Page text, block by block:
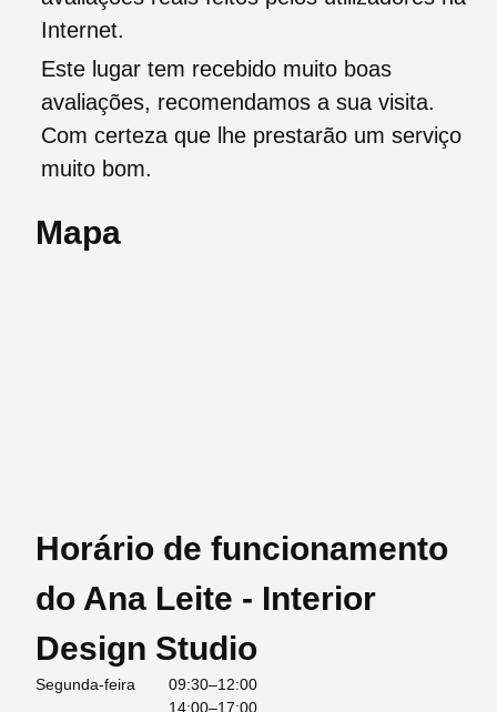
Internet.
Este lugar tem recebido muito boas
avaliações, recomendamos a sua visita.
Com certeza que lhe prestarão um serviço
muito bom.
Mapa
Horário de funcionamento
do Ana Leite - Interior
Design Studio
Segunda-feira
09:30–12:00
14:00–17:00